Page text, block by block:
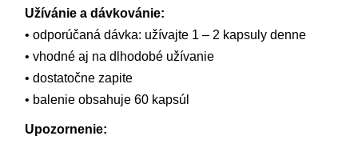
Užívánie a dávkovánie:
• odporúčaná dávka: užívajte 1 – 2 kapsuly denne
• vhodné aj na dlhodobé užívanie
• dostatočne zapite
• balenie obsahuje 60 kapsúl
Upozornenie: